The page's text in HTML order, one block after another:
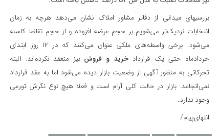
بررسیهای میدانی از دفاتر مشاور املاک نشان می‌دهد هرچه به زمان
انتخابات نزدیک‌تر می‌شویم بر حجم عرضه افزوده و از حجم تقاضا کاسته
می‌شود. برخی واسطه‌های ملکی عنوان می‌کنند که در ۱۲ روز ابتدای
خردادماه حتی یک قراردادخرید و فروشنیز منعقد نکرده‌اند. البته
تحرکاتی به منظور آگهی از وضعیت بازار دیده می‌شود اما به عقد قرارداد
نمی‌انجامد. بازار در حالت کلی آرام است و فعلا هیچ نوع نگرش تورمی
وجود ندارد.
انتهای‌پیام/